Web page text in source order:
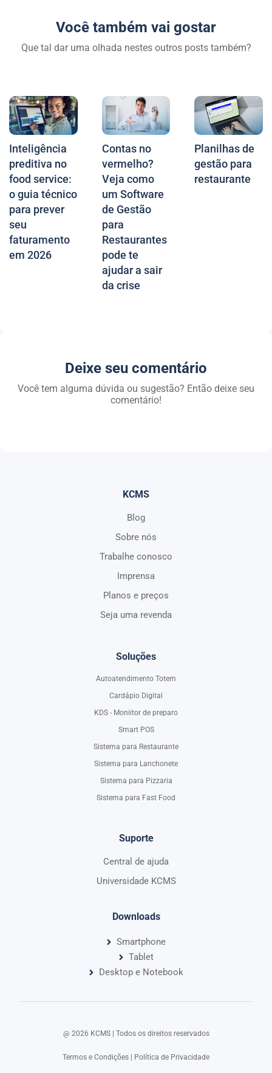
Você também vai gostar
Que tal dar uma olhada nestes outros posts também?
Inteligência
preditiva no
food service:
o guia técnico
para prever
seu
faturamento
em 2026
Contas no
vermelho?
Veja como
um Software
de Gestão
para
Restaurantes
pode te
ajudar a sair
da crise
Planilhas de
gestão para
restaurante
Deixe seu comentário
Você tem alguma dúvida ou sugestão? Então deixe seu
comentário!
KCMS
Blog
Sobre nós
Trabalhe conosco
Imprensa
Planos e preços
Seja uma revenda
Soluções
Autoatendimento Totem
Cardápio Digital
KDS - Moniitor de preparo
Smart POS
Sistema para Restaurante
Sistema para Lanchonete
Sistema para Pizzaria
Sistema para Fast Food
Suporte
Central de ajuda
Universidade KCMS
Downloads
Smartphone
Tablet
Desktop e Notebook
@ 2026 KCMS | Todos os direitos reservados​
Termos e Condições | Política de Privacidade